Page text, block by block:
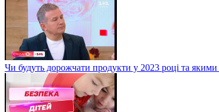
Чи будуть дорожчати продукти у 2023 році та